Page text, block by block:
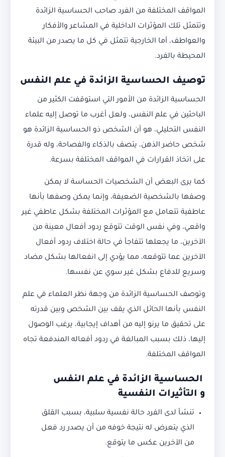
المواقف المختلفة من الفرد صاحب الحساسية الزائدة
وتتمثل تلك المؤثرات الداخلية في المشاعر والأفكار
والعواطف، أما الخارجية تتمثل في كل ما يصدر من البيئة
المحيطة بالفرد.
توصيف الحساسية الزائدة في علم النفس
الحساسية الزائدة من الأمور التي استوقفت الكثير من
الباحثين في علم النفس، ولعل أغرب ما توصل إليه علماء
النفس التحليلي، هو أن الشخص ذو الحساسية الزائدة هو
شخص حاضر الذهن، يتصف بالذكاء والفصاحة، وله قدرة
على اتخاذ القرارات في المواقف المختلفة بسرعة.
كما يرى البعض أن الشخصيات الحساسة لا يمكن
وصفها بالشخصية الضعيفة، وإنما يمكن وصفها بأنها
عاطفية تتعامل مع المؤثرات المختلفة بشكل عاطفي غير
واقعي، وفي نفس الوقت تتوقع ردود أفعال معينة من
الآخرين، ما يجعلها تتفاجأ في حالة اختلاف ردود أفعال
الآخرين عما تتوقعه، مما يؤدي إلى انفعالها بشكل مضاد
وسريع للدفاع بشكل غير سوي عن نفسها.
وتوصف الحساسية الزائدة من وجهة نظر العلماء في علم
النفس بأنها الحائل الذي يقف بين الشخص وبين قدرته
على تحقيق ما يرنو إليه من أهداف إيجابية، يرغب الوصول
إليها، ذلك بسبب المبالغة في ردود أفعاله المندفعة تجاه
المواقف المختلفة.
الحساسية الزائدة في علم النفس
و التأثيرات النفسية
تنشأ لدى الفرد حالة نفسية سلبية، بسبب القلق
الذي يتعرض له نتيجة خوفه من أن يصدر رد فعل
من الآخرين عكس ما يتوقع.